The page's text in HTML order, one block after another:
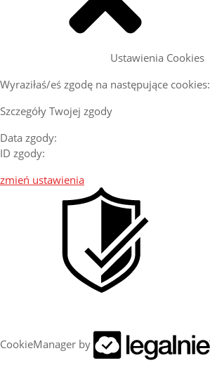
Ustawienia Cookies
Wyraziłaś/eś zgodę na następujące cookies:
Szczegóły Twojej zgody
Data zgody:
ID zgody:
zmień ustawienia
CookieManager by